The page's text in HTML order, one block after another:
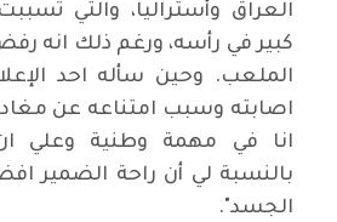
العراق وأستراليا، والتي
كبير في رأسه، ورغم ذلك انه
الملعب. وحين سأله احد
اصابته وسبب امتناعه عن
انا في مهمة وطنية وعلي ان
بالنسبة لي أن راحة الضمير
الجسد".